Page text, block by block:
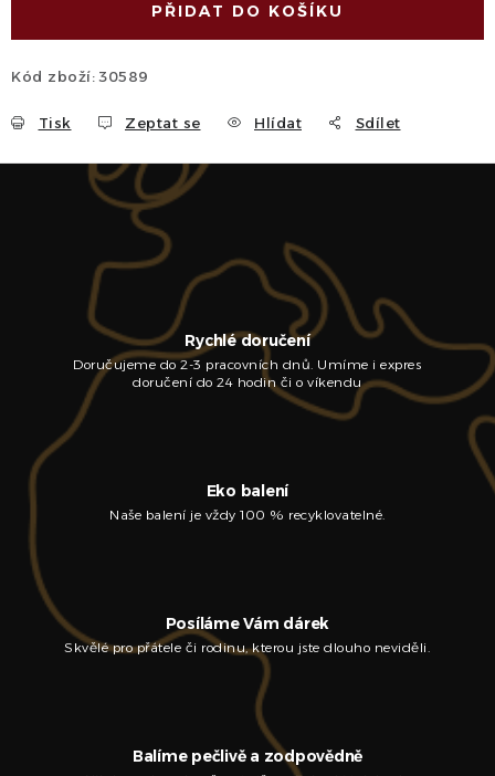
PŘIDAT DO KOŠÍKU
Kód zboží:30589
Tisk Zeptat se Hlídat Sdílet
Rychlé doručení
Doručujeme do 2-3 pracovních dnů. Umíme i expres
doručení do 24 hodin či o víkendu
Eko balení
Naše balení je vždy 100 % recyklovatelné.
Posíláme Vám dárek
Skvělé pro přátele či rodinu, kterou jste dlouho neviděli.
Balíme pečlivě a zodpovědně